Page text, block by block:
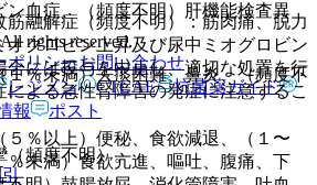
ン血症、（頻度不明）肝機能検査異
％未満）去痰困難、鼻炎、（頻度不
％以上）便秘、食欲減退、（１〜
％未満）食欲亢進、嘔吐、腹痛、下
融解症（頻度不明）：筋肉痛、脱力
オグロビン上昇及び尿中ミオグロビン
合には投与を中止し、適切な処置を行
よる急性腎障害の発症に注意するこ
頻度不明）。
rights reserved.
ポリシーお問い合わせ
レジメン CTCAE
抗菌薬ガイド
報 ポスト